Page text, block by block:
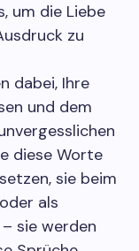
um die Liebe
zu
dabei, Ihre
und dem
diese Worte
sie beim
als
sie werden